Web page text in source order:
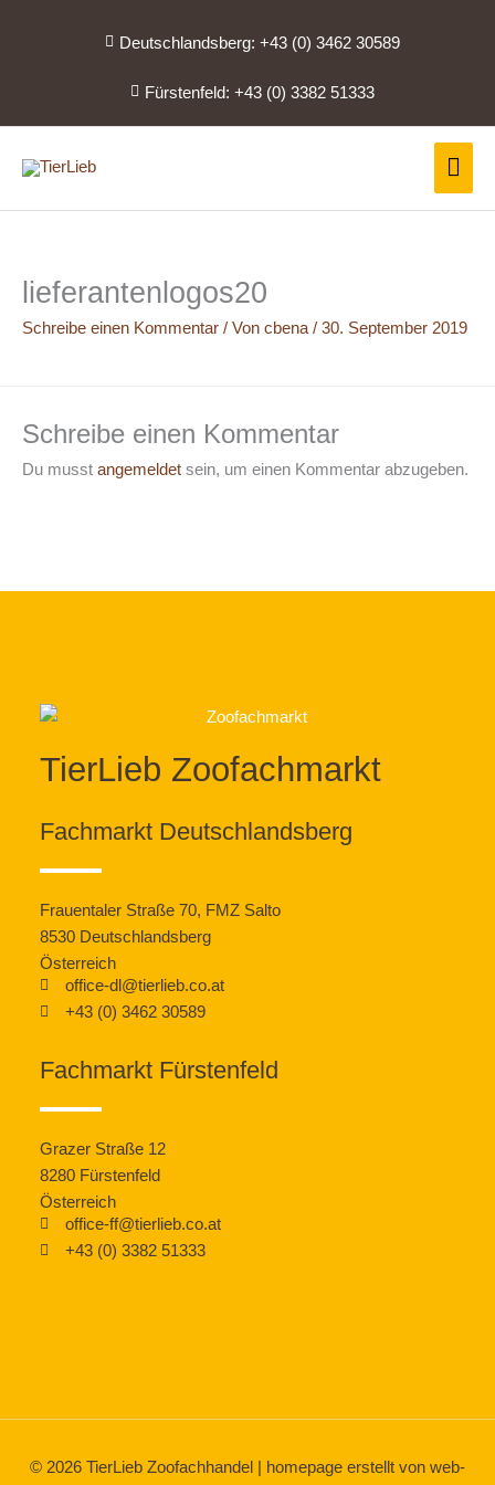
Deutschlandsberg: +43 (0) 3462 30589
Fürstenfeld: +43 (0) 3382 51333
lieferantenlogos20
Schreibe einen Kommentar / Von cbena / 30. September 2019
Schreibe einen Kommentar
Du musst angemeldet sein, um einen Kommentar abzugeben.
TierLieb Zoofachmarkt
Fachmarkt Deutschlandsberg
Frauentaler Straße 70, FMZ Salto
8530 Deutschlandsberg
Österreich
office-dl@tierlieb.co.at
+43 (0) 3462 30589
Fachmarkt Fürstenfeld
Grazer Straße 12
8280 Fürstenfeld
Österreich
office-ff@tierlieb.co.at
+43 (0) 3382 51333
© 2026 TierLieb Zoofachhandel homepage erstellt von web-